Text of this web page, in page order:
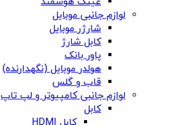
لوازم جانبی موبایل
شارژر موبایل
کابل شارژ
پاور بانک
هولدر موبایل (نگهدارنده)
قاب و گلس
لوازم جانبی کامپیوتر و لپ تاپ
کابل